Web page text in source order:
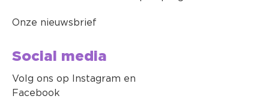
Onze nieuwsbrief
Social media
Volg ons op Instagram en
Facebook